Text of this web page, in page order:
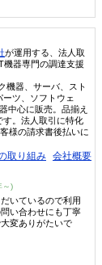
が運用する、法人取
機器専門の調達支援
機器、サーバ、スト
ツ、ソフトウェ
中心に販売。品揃え
す。法人取引に特化
様の請求書後払いに
取り組み 会社概要
～)
いているので利用
い合わせにも丁寧
変ありがたいで